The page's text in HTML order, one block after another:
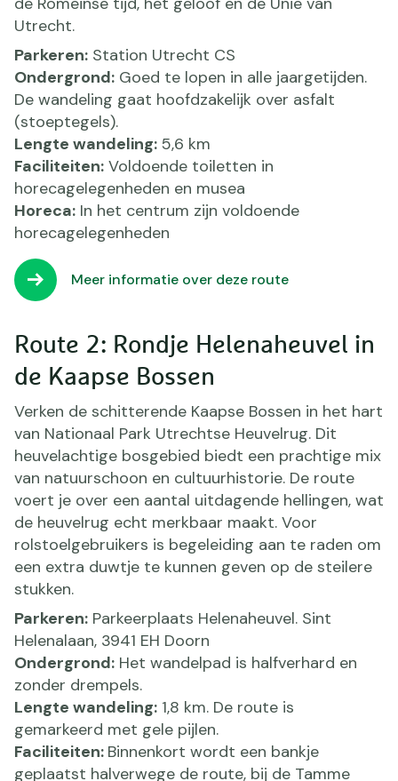
Utrecht.
Parkeren: Station Utrecht CS
Ondergrond: Goed te lopen in alle jaargetijden.
De wandeling gaat hoofdzakelijk over asfalt
(stoeptegels).
Lengte wandeling: 5,6 km
Faciliteiten: Voldoende toiletten in
horecagelegenheden en musea
Horeca: In het centrum zijn voldoende
horecagelegenheden
Meer informatie over deze route
Route 2: Rondje Helenaheuvel in
de Kaapse Bossen
Verken de schitterende Kaapse Bossen in het hart
van Nationaal Park Utrechtse Heuvelrug. Dit
heuvelachtige bosgebied biedt een prachtige mix
van natuurschoon en cultuurhistorie. De route
voert je over een aantal uitdagende hellingen, wat
de heuvelrug echt merkbaar maakt. Voor
rolstoelgebruikers is begeleiding aan te raden om
een extra duwtje te kunnen geven op de steilere
stukken.
Parkeren: Parkeerplaats Helenaheuvel. Sint
Helenalaan, 3941 EH Doorn
Ondergrond: Het wandelpad is halfverhard en
zonder drempels.
Lengte wandeling: 1,8 km. De route is
gemarkeerd met gele pijlen.
Faciliteiten: Binnenkort wordt een bankje
geplaatst halverwege de route, bij de Tamme